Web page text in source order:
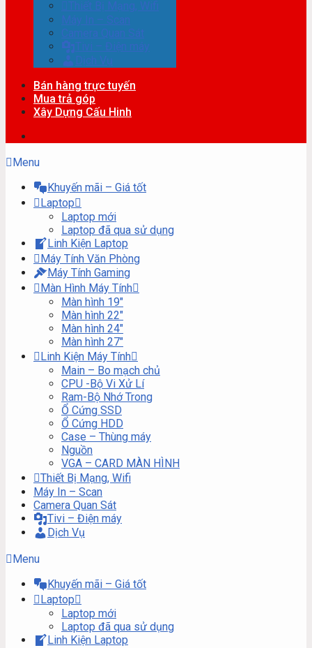
Bán hàng trực tuyến
Mua trả góp
Xây Dựng Cấu Hinh
Menu
Khuyến mãi – Giá tốt
Laptop
Laptop mới
Laptop đã qua sử dụng
Linh Kiện Laptop
Máy Tính Văn Phòng
Máy Tính Gaming
Màn Hình Máy Tính
Màn hình 19″
Màn hình 22″
Màn hình 24″
Màn hình 27″
Linh Kiện Máy Tính
Main – Bo mạch chủ
CPU -Bộ Vi Xử Lí
Ram-Bộ Nhớ Trong
Ổ Cứng SSD
Ổ Cứng HDD
Case – Thùng máy
Nguồn
VGA – CARD MÀN HÌNH
Thiết Bị Mạng, Wifi
Máy In – Scan
Camera Quan Sát
Tivi – Điện máy
Dịch Vụ
Menu
Khuyến mãi – Giá tốt
Laptop
Laptop mới
Laptop đã qua sử dụng
Linh Kiện Laptop